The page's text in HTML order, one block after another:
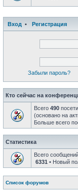
Вход •
Регистрация
Забыли пароль?
Кто сейчас на
Всего 490
(основано на
Больше всего
Статистика
Всего
6331 • Новый
Список форумов